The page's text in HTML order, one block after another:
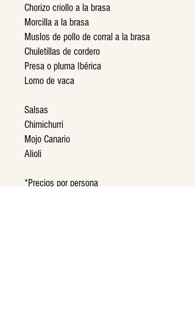
Chorizo criollo a la brasa
Morcilla a la brasa
Muslos de pollo de corral a la brasa
Chuletillas de cordero
Presa o pluma Ibérica
Lomo de vaca
Salsas
Chimichurri
Mojo Canario
Alioli
*Precios por persona